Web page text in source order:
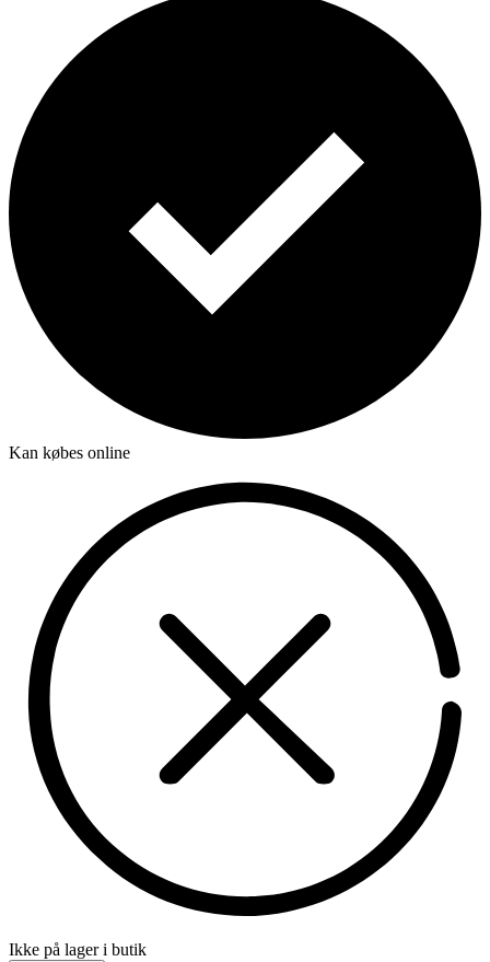
Kan købes online
Ikke på lager i butik